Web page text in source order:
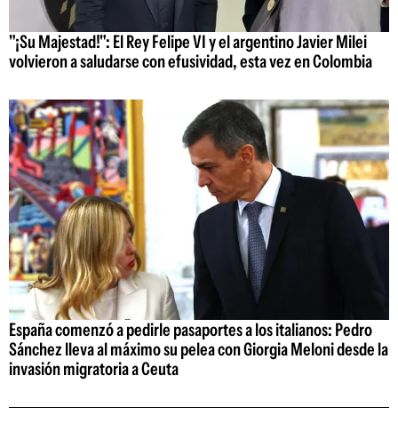
"¡Su Majestad!": El Rey Felipe VI y el argentino Javier Milei
volvieron a saludarse con efusividad, esta vez en Colombia
España comenzó a pedirle pasaportes a los italianos: Pedro
Sánchez lleva al máximo su pelea con Giorgia Meloni desde la
invasión migratoria a Ceuta